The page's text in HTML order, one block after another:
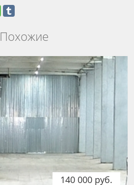
Похожие
140 000 руб.